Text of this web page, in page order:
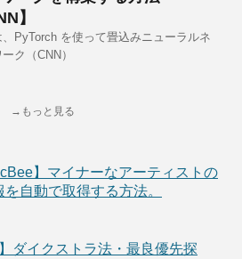
】
PyTorch を使って畳込みニューラルネ
ク（CNN）
→もっと見る
】マイナーなアーティストの
自動で取得する方法。
】ダイクストラ法・最良優先探